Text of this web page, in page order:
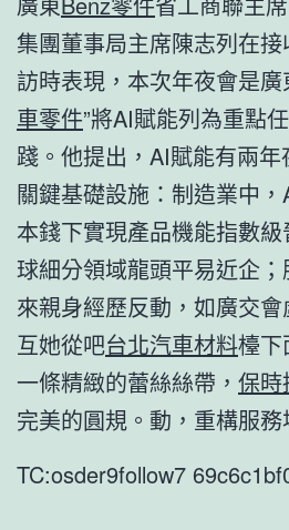
集團董事局主席陳志列在接
訪時表現，本次年夜會是廣
車零件”將AI賦能列為重點
踐。他提出，AI賦能有兩
關鍵基礎設施：制造業中
本錢下實現產品機能指數
球細分領域龍頭平易近企
來親身經歷反動，如廣交
互她從吧台北汽車材料檯下
一條精緻的蕾絲絲帶， 保時
完美的圓規。動，重構服務
TC:osder9follow7